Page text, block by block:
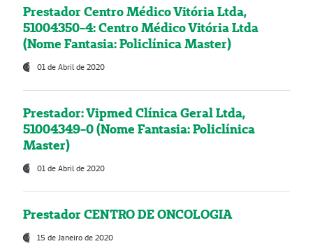
Prestador Centro Médico Vitória Ltda,
51004350-4: Centro Médico Vitória Ltda
(Nome Fantasia: Policlínica Master)
01 de Abril de 2020
Prestador: Vipmed Clínica Geral Ltda,
51004349-0 (Nome Fantasia: Policlínica
Master)
01 de Abril de 2020
Prestador CENTRO DE ONCOLOGIA
15 de Janeiro de 2020